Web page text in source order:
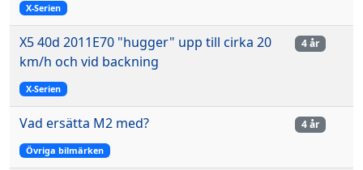
X-Serien
X5 40d 2011E70 "hugger" upp till cirka 20
km/h och vid backning
X-Serien
4 år
Vad ersätta M2 med?
Övriga bilmärken
4 år